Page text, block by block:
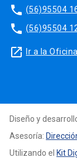
phone (56)95504
phone (56)95504
launch Ir a la
Diseño y
Asesoría:
Utilizando el Kit